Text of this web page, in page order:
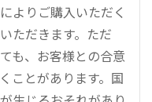
よりご購入いただく
ただきます。ただ
も、お客様との合意
ことがあります。国